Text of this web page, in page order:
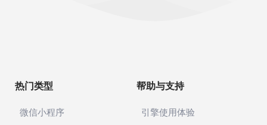
热门类型
微信小程序
帮助与支持
引擎使用体验